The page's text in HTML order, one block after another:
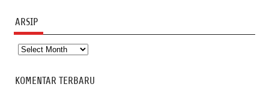
ARSIP
Arsip
KOMENTAR TERBARU